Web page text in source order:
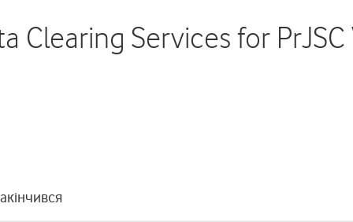
Clearing Services for PrJSC